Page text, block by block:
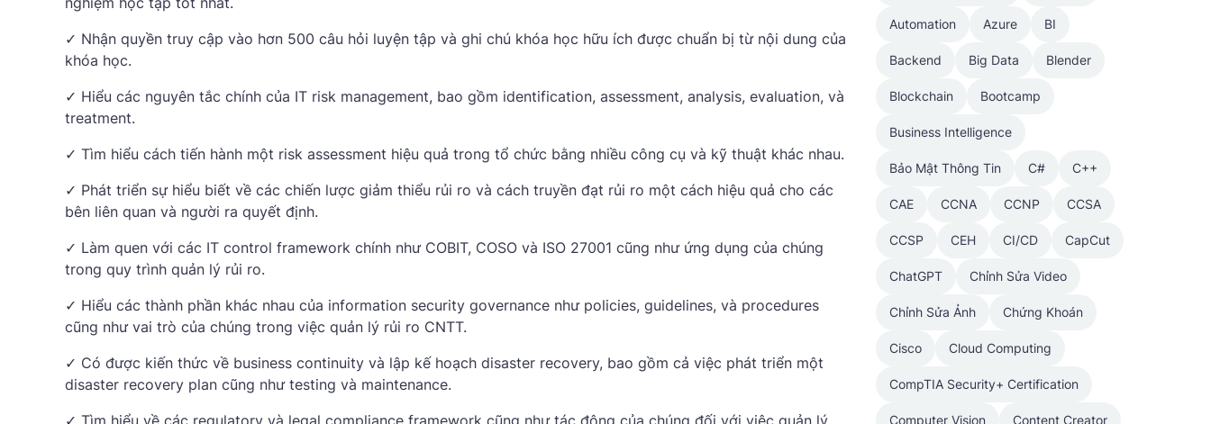
✓ Nhận quyền truy cập vào hơn 500 câu hỏi luyện tập và ghi chú khóa học hữu ích được chuẩn bị từ nội dung của
khóa học.
✓ Hiểu các nguyên tắc chính của IT risk management, bao gồm identification, assessment, analysis, evaluation, và
treatment.
✓ Tìm hiểu cách tiến hành một risk assessment hiệu quả trong tổ chức bằng nhiều công cụ và kỹ thuật khác nhau.
✓ Phát triển sự hiểu biết về các chiến lược giảm thiểu rủi ro và cách truyền đạt rủi ro một cách hiệu quả cho các
bên liên quan và người ra quyết định.
✓ Làm quen với các IT control framework chính như COBIT, COSO và ISO 27001 cũng như ứng dụng của chúng
trong quy trình quản lý rủi ro.
✓ Hiểu các thành phần khác nhau của information security governance như policies, guidelines, và procedures
cũng như vai trò của chúng trong việc quản lý rủi ro CNTT.
✓ Có được kiến ​​thức về business continuity và lập kế hoạch disaster recovery, bao gồm cả việc phát triển một
disaster recovery plan cũng như testing và maintenance.
Automation Azure BI
Backend Big Data Blender
Blockchain Bootcamp
Business Intelligence
Bảo Mật Thông Tin C# C++
CAE CCNA CCNP CCSA
CCSP CEH CI/CD CapCut
ChatGPT Chỉnh Sửa Video
Chỉnh Sửa Ảnh Chứng Khoán
Cisco Cloud Computing
CompTIA Security+ Certification
Computer Vision Content Creator